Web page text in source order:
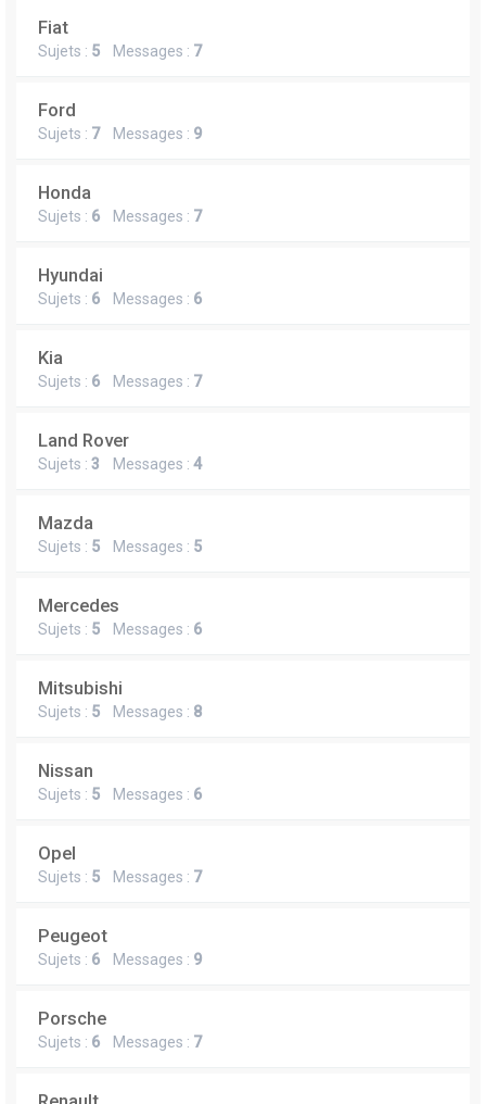
Fiat
Sujets : 5 Messages : 7
Ford
Sujets : 7Messages : 9
Honda
Sujets : 6 Messages : 7
Hyundai
Sujets : 6 Messages : 6
Kia
Sujets : 6 Messages : 7
Land Rover
Sujets : 3 Messages : 4
Mazda
Sujets : 5 Messages : 5
Mercedes
Sujets : 5 Messages : 6
Mitsubishi
Sujets : 5 Messages : 8
Nissan
Sujets : 5 Messages : 6
Opel
Sujets : 5 Messages : 7
Peugeot
Sujets : 6 Messages : 9
Porsche
Sujets : 6 Messages : 7